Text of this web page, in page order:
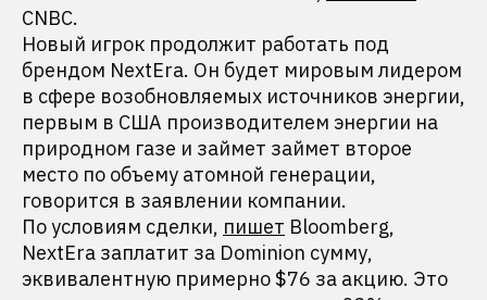
CNBC.
Новый игрок продолжит работать под
брендом NextEra. Он будет мировым лидером
в сфере возобновляемых источников энергии,
первым в США производителем энергии на
природном газе и займет займет второе
место по объему атомной генерации,
говорится в заявлении компании.
По условиям сделки, пишет Bloomberg,
NextEra заплатит за Dominion сумму,
эквивалентную примерно $76 за акцию. Это